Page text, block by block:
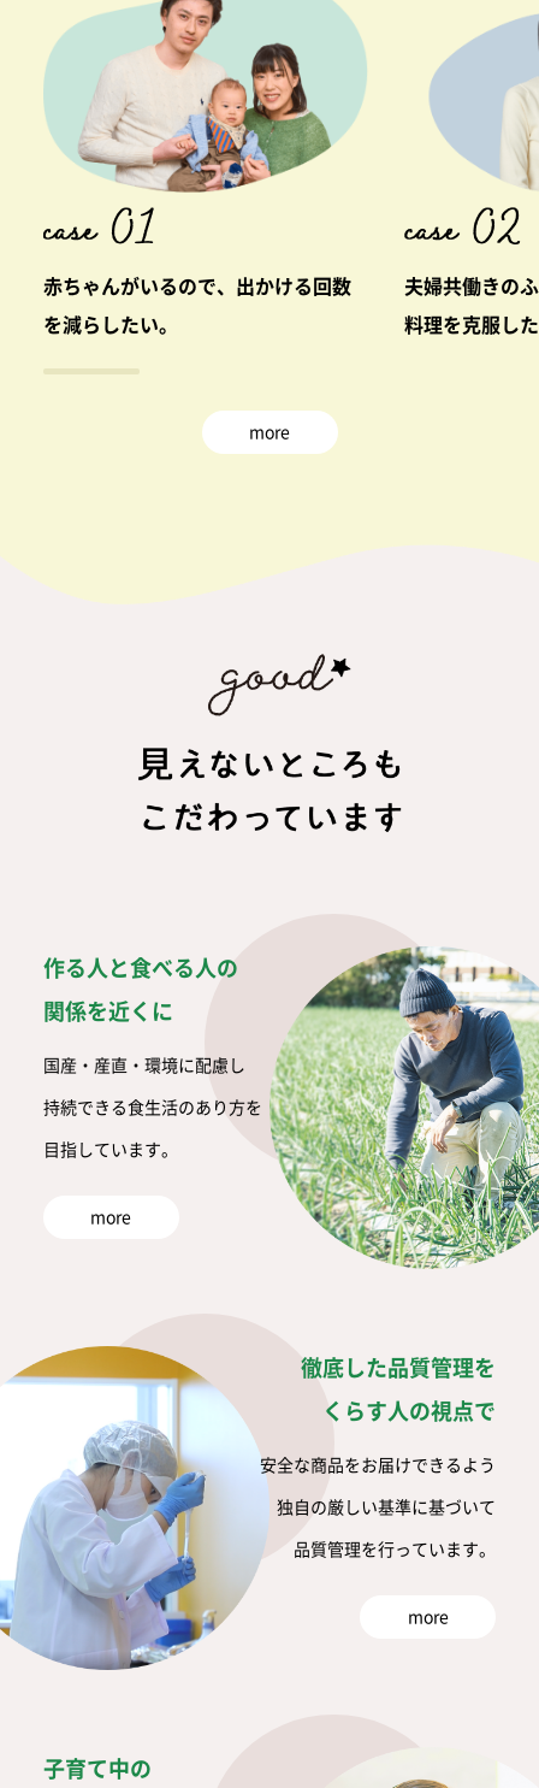
赤ちゃんがいるので、出かける回数
を減らしたい。
夫婦共働きの
料理を克服し
more
作る人と食べる人の
関係を近くに
国産・産直・環境に配慮し
持続できる食生活のあり方を
目指しています。
more
徹底した品質管理を
くらす人の視点で
安全な商品をお届けできるよう
独自の厳しい基準に基づいて
品質管理を行っています。
more
子育て中の